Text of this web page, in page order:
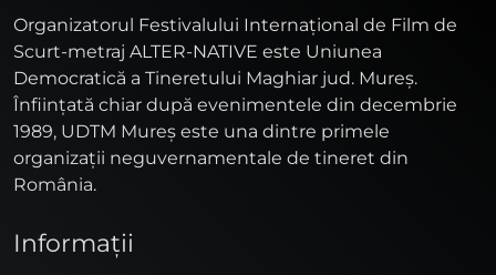
Organizatorul Festivalului Internaţional de Film de
Scurt-metraj ALTER-NATIVE este Uniunea
Democratică a Tineretului Maghiar jud. Mureş.
Înfiinţată chiar după evenimentele din decembrie
1989, UDTM Mureş este una dintre primele
organizaţii neguvernamentale de tineret din
România.
Informaţii